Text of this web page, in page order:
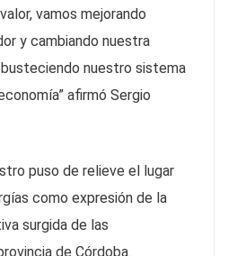
vamos mejorando
y cambiando nuestra
nuestro sistema
afirmó Sergio
puso de relieve el lugar
como expresión de la
surgida de las
de Córdoba.